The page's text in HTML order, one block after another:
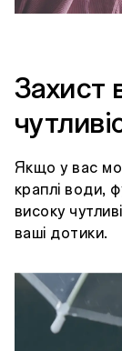
Захист
Якщо у вас
краплі води,
високу
ваші дотики.